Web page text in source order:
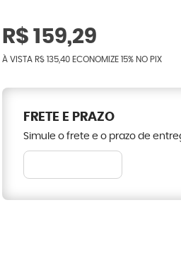
R$ 159,29
À VISTA R$ 135,40 ECONOMIZE 15% NO PIX
FRETE E PRAZO
Simule o frete e o prazo de